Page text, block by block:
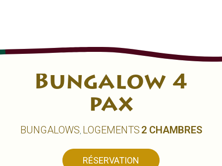
Bungalow 4
pax
BUNGALOWS, LOGEMENTS 2 CHAMBRES
RÉSERVATION